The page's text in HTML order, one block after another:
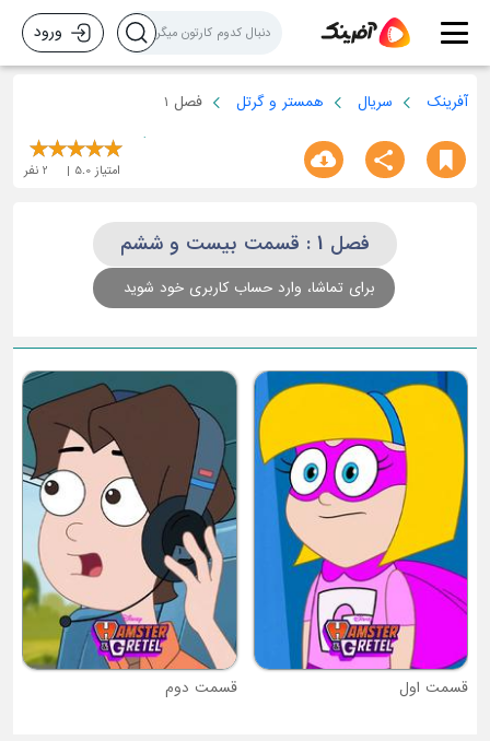
ورود
آفرینک سریال همستر و گرتل فصل 1
امتیاز 5.0
2 نفر
فصل 1 : قسمت بیست و ششم
برای تماشا، وارد حساب کاربری خود شوید
قسمت دوم
قسمت سوم